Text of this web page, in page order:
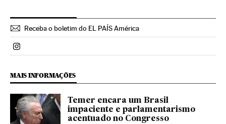
Receba o boletim do EL PAÍS América
Politica El País Brasil en Instagram
MAIS INFORMAÇÕES
Temer encara um Brasil
impaciente e parlamentarismo
acentuado no Congresso